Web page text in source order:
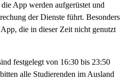
App werden aufgerüstet und
der Dienste führt. Besonders
die in dieser Zeit nicht genutzt
festgelegt von 16:30 bis 23:50
alle Studierenden im Ausland